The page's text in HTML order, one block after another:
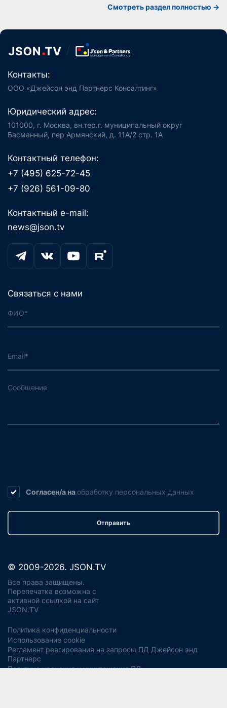
Смотреть раздел полностью ->
Контакты:
ООО «Джейсон энд Партнерс Консалтинг»
Юридический адрес:
101000, г. Москва, вн.тер.г. муниципальный округ
Басманный, пер Армянский, д. 11А/2 стр. 1А
Контактный телефон:
+7 (495) 625-72-45
+7 (926) 561-09-80
Контактный e-mail:
news@json.tv
Связаться с нами
Согласен/а на обработку персональных данных
Отправить
© 2009-2026. JSON.TV
Все права защищены.
Перепечатка возможна с
активной ссылкой на сайт
JSON.TV
Политика конфиденциальности
Использование cookie
Регламент реагирования на запросы ПД Джейсон энд
Партнерс
Политика хранения и уничтожения ПД